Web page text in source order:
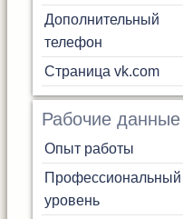
Дополнительный
телефон
Страница vk.com
Рабочие данные
Опыт работы
Профессиональный
уровень